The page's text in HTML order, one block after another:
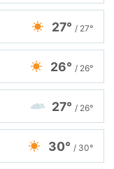
27° / 27°
26° / 26°
27° / 26°
30° / 30°